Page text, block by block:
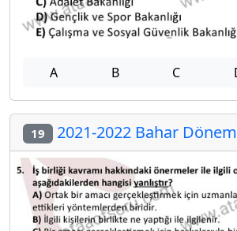
A B C
19 2021-2022 Bahar Dönemi